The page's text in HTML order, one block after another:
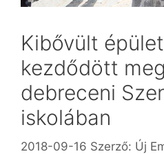
Kibővült
kezdődött
debreceni
iskolában
2018-09-16 Szerző: Új